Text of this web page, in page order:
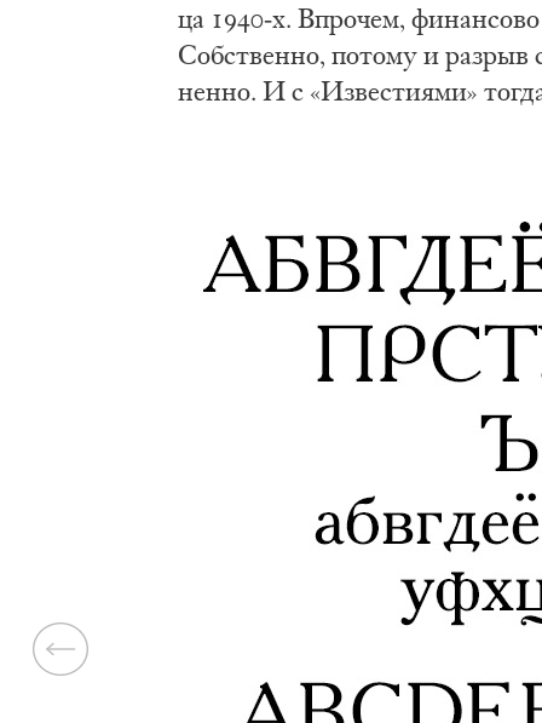
ца 1940-х. Впро­чем,
Соб­ствен­но, по­то­му и раз­рыв
нен­но. И с «Из­ве­сти­я­ми»